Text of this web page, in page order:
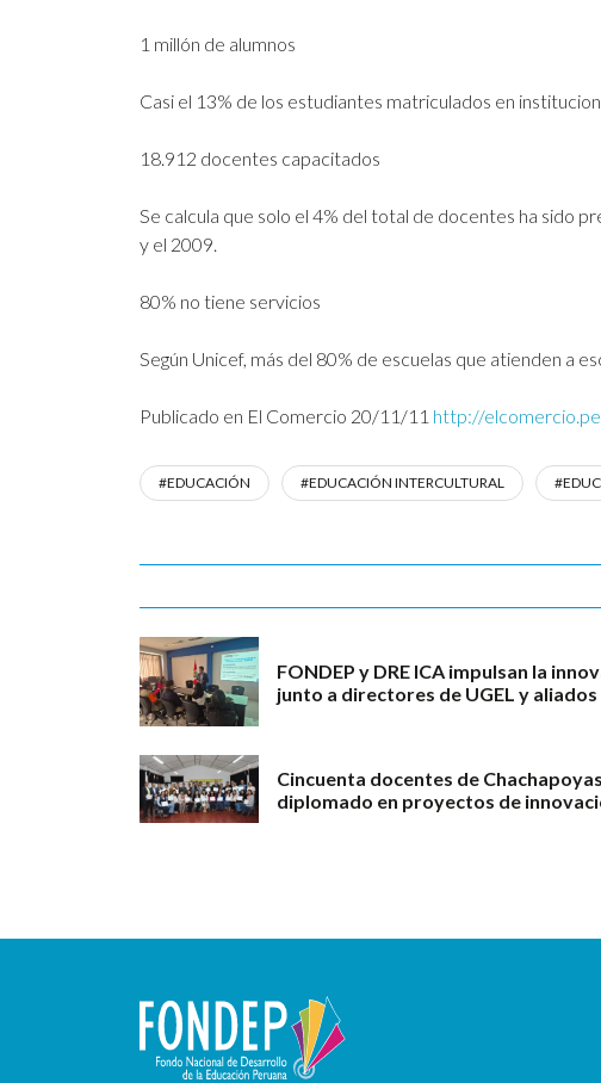
1 millón de alumnos
Casi el 13% de los estudiantes matriculados en
18.912 docentes capacitados
Se calcula que solo el 4% del total de docentes ha sido
y el 2009.
80% no tiene servicios
Según Unicef, más del 80% de escuelas que atienden a
Publicado en El Comercio 20/11/11 http://
#EDUCACIÓN #EDUCACIÓN INTERCULTURAL
FONDEP y DRE ICA impulsan la
junto a directores de UGEL y
Cincuenta docentes de
diplomado en proyectos de